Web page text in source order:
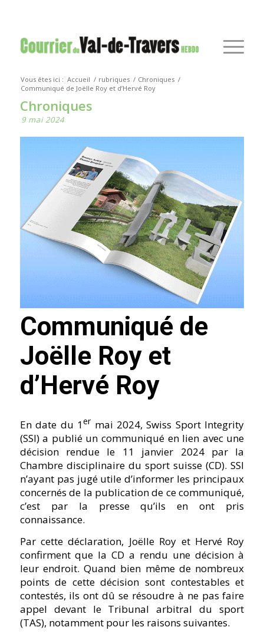
Vous êtes ici : Accueil / rubriques / Chroniques /
Communiqué de Joëlle Roy et d’Hervé Roy
Chroniques
9 mai 2024
Communiqué de
Joëlle Roy et
d’Hervé Roy
En date du 1ermai 2024, Swiss Sport Integrity
(SSI) a publié un communiqué en lien avec une
décision rendue le 11 janvier 2024 par la
Chambre disciplinaire du sport suisse (CD). SSI
n’ayant pas jugé utile d’informer les principaux
concernés de la publication de ce communiqué,
c’est par la presse qu’ils en ont pris
connaissance.
Par cette déclaration, Joëlle Roy et Hervé Roy
confirment que la CD a rendu une décision à
leur endroit. Quand bien même de nombreux
points de cette décision sont contestables et
contestés, ils ont dû se résoudre à ne pas faire
appel devant le Tribunal arbitral du sport
(TAS), notamment pour les raisons suivantes.